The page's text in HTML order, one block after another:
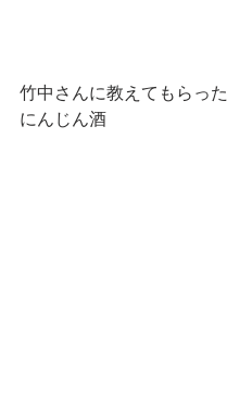
竹中さんに教えてもらった
にんじん酒